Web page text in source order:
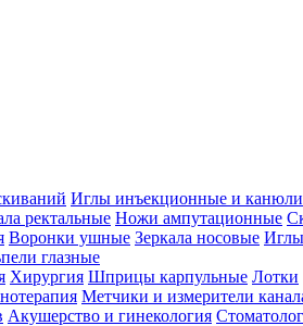
Иглы инъекционные и канюли
ректальные Ножи ампутационные
Воронки ушные Зеркала носовые Иглы
глазные
Хирургия Шприцы карпульные Лотки
Метчики и измерители
Акушерство и гинекология